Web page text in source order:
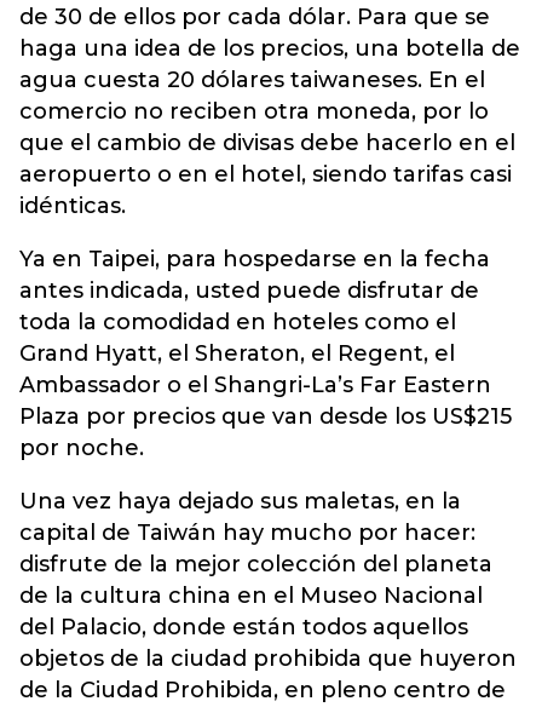
de 30 de ellos por cada dólar. Para que se
haga una idea de los precios, una botella de
agua cuesta 20 dólares taiwaneses. En el
comercio no reciben otra moneda, por lo
que el cambio de divisas debe hacerlo en el
aeropuerto o en el hotel, siendo tarifas casi
idénticas.
Ya en Taipei, para hospedarse en la fecha
antes indicada, usted puede disfrutar de
toda la comodidad en hoteles como el
Grand Hyatt, el Sheraton, el Regent, el
Ambassador o el Shangri-La’s Far Eastern
Plaza por precios que van desde los US$215
por noche.
Una vez haya dejado sus maletas, en la
capital de Taiwán hay mucho por hacer:
disfrute de la mejor colección del planeta
de la cultura china en el Museo Nacional
del Palacio, donde están todos aquellos
objetos de la ciudad prohibida que huyeron
de la Ciudad Prohibida, en pleno centro de